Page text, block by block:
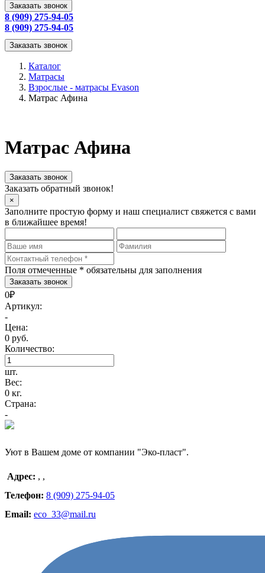
Заказать звонок
8 (909) 275-94-05
8 (909) 275-94-05
Заказать звонок
Каталог
Матрасы
Взрослые - матрасы Evason
Матрас Афина
Матрас Афина
Заказать звонок
Заказать обратный звонок!
×
Заполните простую форму и наш специалист свяжется с вами
в ближайшее время!
Поля отмеченные * обязательны для заполнения
0₽
Артикул:
-
Цена:
0 руб.
Количество:
шт.
Вес:
0 кг.
Страна:
-
Уют в Вашем доме от компании "Эко-пласт".
Адрес: , ,
Телефон: 8 (909) 275-94-05
Email: eco_33@mail.ru